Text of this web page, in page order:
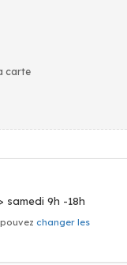
carte
samedi 9h -18h
changer les